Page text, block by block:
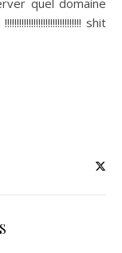
quel domaine
shit